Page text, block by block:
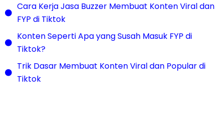
Cara Kerja Jasa Buzzer Membuat Konten Viral dan
FYP di Tiktok
Konten Seperti Apa yang Susah Masuk FYP di
Tiktok?
Trik Dasar Membuat Konten Viral dan Popular di
Tiktok